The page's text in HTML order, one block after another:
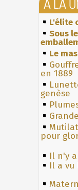
À LA
L'élite
Sous
Le
en 1889
genèse
pour
Il n'y
Il a vu